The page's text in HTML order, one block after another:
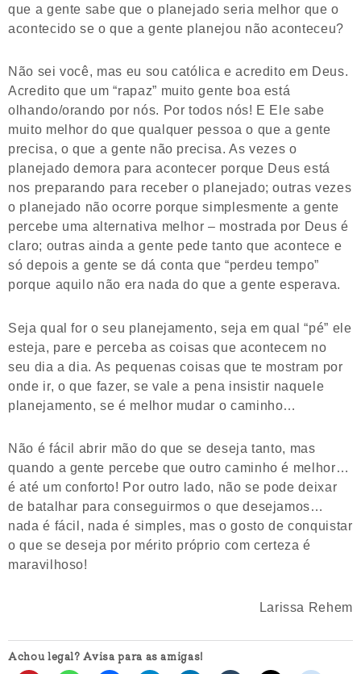
que a gente sabe que o planejado seria melhor que o
acontecido se o que a gente planejou não aconteceu?
Não sei você, mas eu sou católica e acredito em Deus.
Acredito que um “rapaz” muito gente boa está
olhando/orando por nós. Por todos nós! E Ele sabe
muito melhor do que qualquer pessoa o que a gente
precisa, o que a gente não precisa. As vezes o
planejado demora para acontecer porque Deus está
nos preparando para receber o planejado; outras vezes
o planejado não ocorre porque simplesmente a gente
percebe uma alternativa melhor – mostrada por Deus é
claro; outras ainda a gente pede tanto que acontece e
só depois a gente se dá conta que “perdeu tempo”
porque aquilo não era nada do que a gente esperava.
Seja qual for o seu planejamento, seja em qual “pé” ele
esteja, pare e perceba as coisas que acontecem no
seu dia a dia. As pequenas coisas que te mostram por
onde ir, o que fazer, se vale a pena insistir naquele
planejamento, se é melhor mudar o caminho…
Não é fácil abrir mão do que se deseja tanto, mas
quando a gente percebe que outro caminho é melhor…
é até um conforto! Por outro lado, não se pode deixar
de batalhar para conseguirmos o que desejamos…
nada é fácil, nada é simples, mas o gosto de conquistar
o que se deseja por mérito próprio com certeza é
maravilhoso!
Larissa Rehem
Achou legal? Avisa para as amigas!